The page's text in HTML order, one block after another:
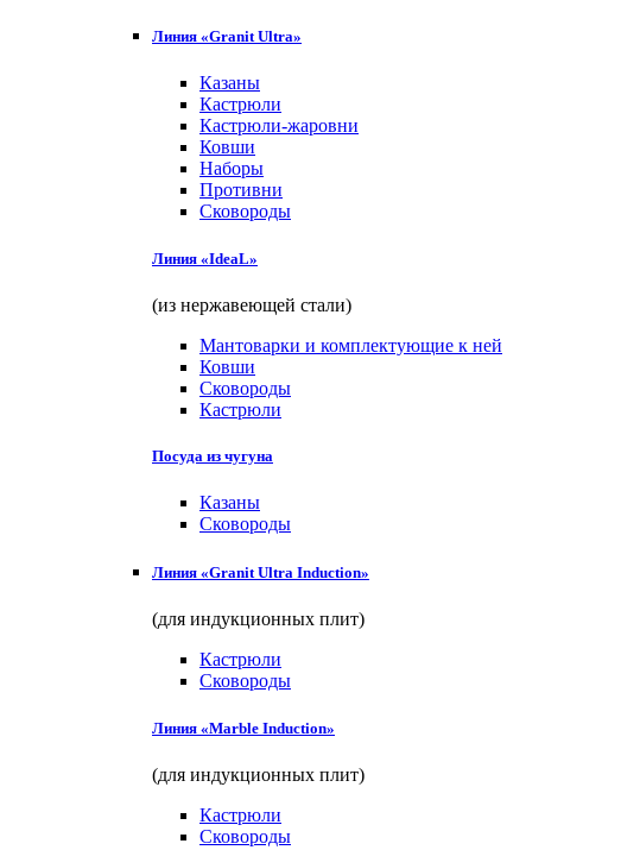
Линия «Granit Ultra»
Казаны
Кастрюли
Кастрюли-жаровни
Ковши
Наборы
Противни
Сковороды
Линия «IdeaL»
(из нержавеющей стали)
Мантоварки и комплектующие к ней
Ковши
Сковороды
Кастрюли
Посуда из чугуна
Казаны
Сковороды
Линия «Granit Ultra Induction»
(для индукционных плит)
Кастрюли
Сковороды
Линия «Marble Induction»
(для индукционных плит)
Кастрюли
Сковороды